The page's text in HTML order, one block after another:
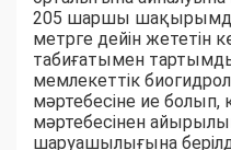
205 шаршы шақырымды
метрге дейін жететін
табиғатымен
мемлекеттік
мәртебесіне ие болып,
мәртебесінен
шаруашылығына